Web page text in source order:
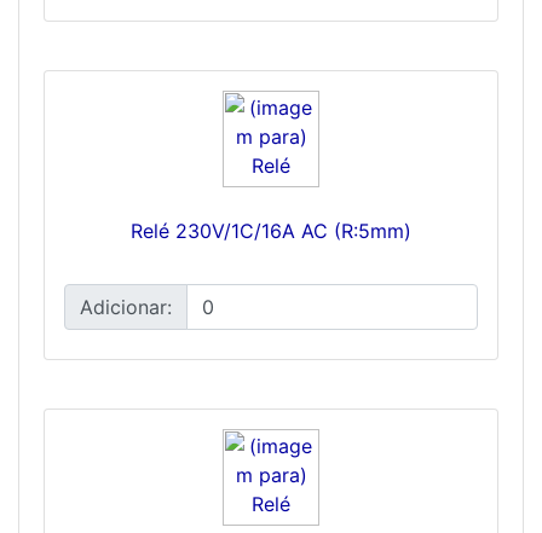
Relé 230V/1C/16A AC (R:5mm)
Adicionar: